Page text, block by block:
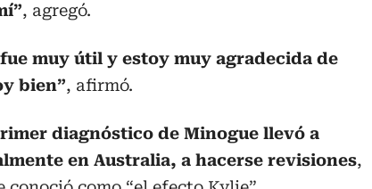
, agregó.
muy útil y estoy muy agradecida de
bien”, afirmó.
diagnóstico de Minogue llevó a
en Australia, a hacerse revisiones,